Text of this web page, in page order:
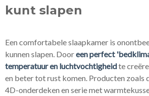
kunt slapen
Een comfortabele slaapkamer is
kunnen slapen. Dooreen perfect
temperatuur en luchtvochtigheidte
en beter tot rust komen. Producten zoals
4D-onderdeken en serie met